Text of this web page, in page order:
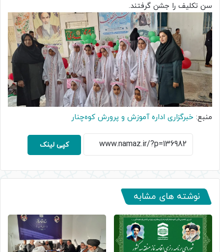
سن تکلیف را جشن گرفتند.
منبع: خبرگزاری اداره آموزش و پرورش کوه‌چنار
کپی لینک
نوشته های مشابه